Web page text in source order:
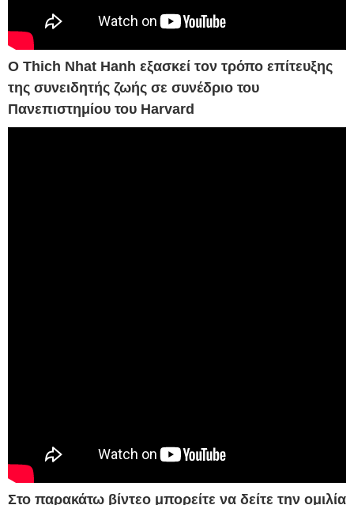
Ο Thich Nhat Hanh εξασκεί τoν τρόπο επίτευξης
της συνειδητής ζωής σε συνέδριο του
Πανεπιστημίου του Harvard
Στο παρακάτω βίντεο μπορείτε να δείτε την ομιλία